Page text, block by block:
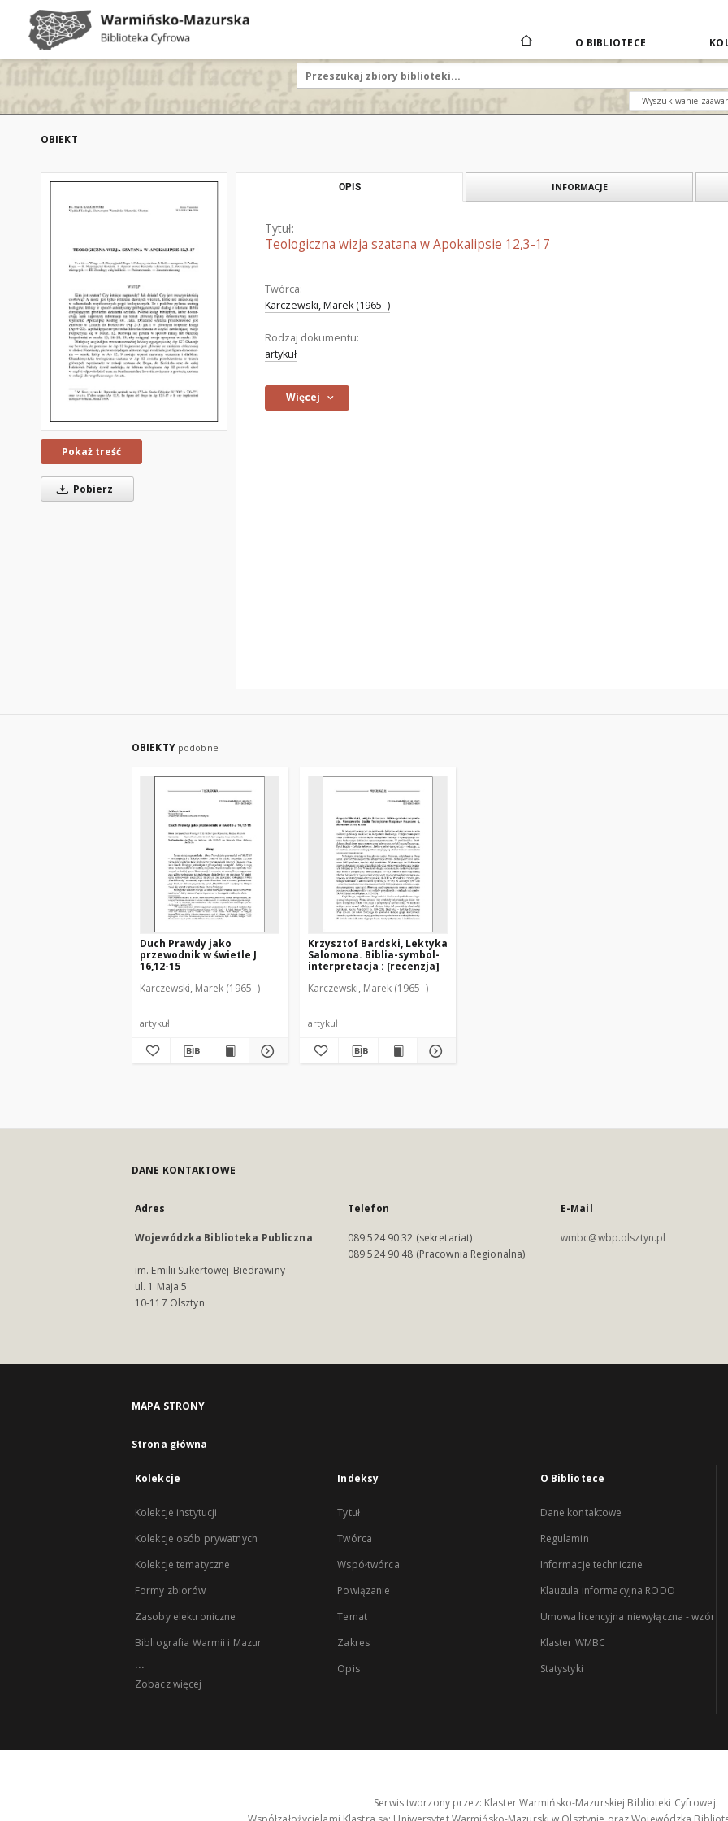
O BIBLIOTECE
Wyszukiwanie
OBIEKT
Pokaż treść
Pobierz
OPIS INFORMACJE
Tytuł:
Teologiczna wizja szatana w Apokalipsie 12,3-17
Twórca:
Karczewski, Marek (1965- )
Rodzaj dokumentu:
artykuł
Więcej
OBIEKTY podobne
Duch Prawdy jako
przewodnik w świetle J
16,12-15
Karczewski, Marek (1965- )
artykuł
Krzysztof Bardski, Lektyka
Salomona. Biblia-symbol-
interpretacja : [recenzja]
Karczewski, Marek (1965- )
artykuł
DANE KONTAKTOWE
Adres
Wojewódzka Biblioteka Publiczna
im. Emilii Sukertowej-Biedrawiny
ul. 1 Maja 5
10-117 Olsztyn
Telefon
089 524 90 32 (sekretariat)
089 524 90 48 (Pracownia Regionalna)
E-Mail
wmbc@wbp.olsztyn.pl
MAPA STRONY
Strona główna
Kolekcje
Kolekcje instytucji
Kolekcje osób prywatnych
Kolekcje tematyczne
Formy zbiorów
Zasoby elektroniczne
Bibliografia Warmii i Mazur
...
Zobacz więcej
Indeksy
Tytuł
Twórca
Współtwórca
Powiązanie
Temat
Zakres
Opis
O Bibliotece
Dane kontaktowe
Regulamin
Informacje techniczne
Klauzula informacyjna RODO
Umowa licencyjna niewyłączna - wzór
Klaster WMBC
Statystyki
Serwis tworzony przez: Klaster Warmińsko-Mazurskiej Biblioteki Cyfrowej.